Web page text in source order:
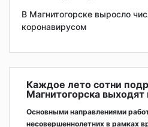
В Магнитогорске выросло
коронавирусом
Каждое лето сотни
Магнитогорска выходят
Основными направлениями
несовершеннолетних в рамках